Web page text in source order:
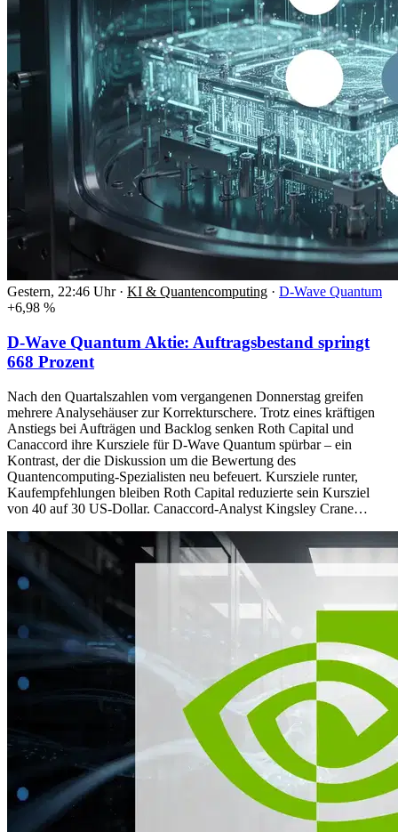
Gestern, 22:46 Uhr · KI & Quantencomputing · D-Wave Quantum
+6,98 %
D-Wave Quantum Aktie: Auftragsbestand springt
668 Prozent
Nach den Quartalszahlen vom vergangenen Donnerstag greifen
mehrere Analysehäuser zur Korrekturschere. Trotz eines kräftigen
Anstiegs bei Aufträgen und Backlog senken Roth Capital und
Canaccord ihre Kursziele für D-Wave Quantum spürbar – ein
Kontrast, der die Diskussion um die Bewertung des
Quantencomputing-Spezialisten neu befeuert. Kursziele runter,
Kaufempfehlungen bleiben Roth Capital reduzierte sein Kursziel
von 40 auf 30 US-Dollar. Canaccord-Analyst Kingsley Crane…